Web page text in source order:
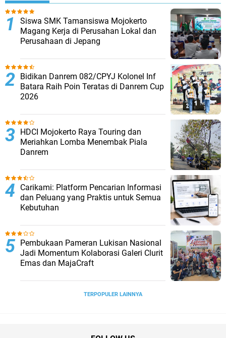
Siswa SMK Tamansiswa Mojokerto
Magang Kerja di Perusahan Lokal dan
Perusahaan di Jepang
Bidikan Danrem 082/CPYJ Kolonel Inf
Batara Raih Poin Teratas di Danrem Cup
2026
HDCI Mojokerto Raya Touring dan
Meriahkan Lomba Menembak Piala
Danrem
Carikami: Platform Pencarian Informasi
dan Peluang yang Praktis untuk Semua
Kebutuhan
Pembukaan Pameran Lukisan Nasional
Jadi Momentum Kolaborasi Galeri Clurit
Emas dan MajaCraft
TERPOPULER LAINNYA